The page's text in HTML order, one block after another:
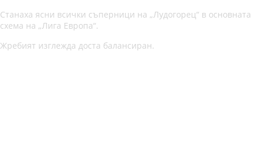
Станаха ясни всички съперници на „Лудогорец“ в основната
схема на „Лига Европа“.
Жребият изглежда доста балансиран.